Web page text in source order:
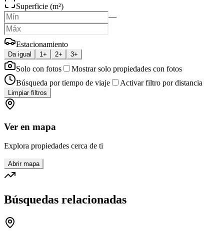
Superficie (m²)
—
Estacionamiento
Da igual 1+ 2+ 3+
Solo con fotos
Mostrar solo propiedades con fotos
Búsqueda por tiempo de viaje
Activar filtro por distancia
Limpiar filtros
Ver en mapa
Explora propiedades cerca de ti
Abrir mapa
Búsquedas relacionadas